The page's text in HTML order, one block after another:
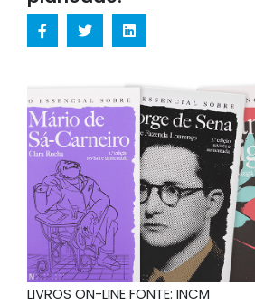
LIVROS ON-LINE FONTE: INCM